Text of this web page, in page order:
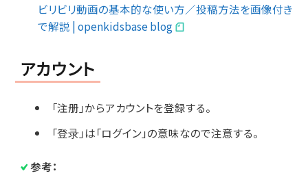
ビリビリ動画の基本的な使い方／投稿方法を画像付き
で解説 | openkidsbase blog
アカウント
「注册」からアカウントを登録する。
「登录」は「ログイン」の意味なので注意する。
参考：